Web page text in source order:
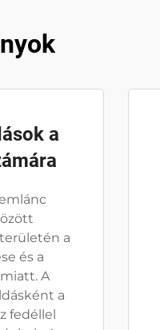
a
a
és a
A
a
fedéllel